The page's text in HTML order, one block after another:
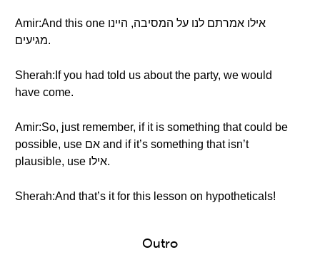
Amir:And this one אילו אמרתם לנו על המסיבה, היינו
מגיעים.
Sherah:If you had told us about the party, we would
have come.
Amir:So, just remember, if it is something that could be
possible, use אם and if it’s something that isn’t
plausible, use אילו.
Sherah:And that’s it for this lesson on hypotheticals!
Outro